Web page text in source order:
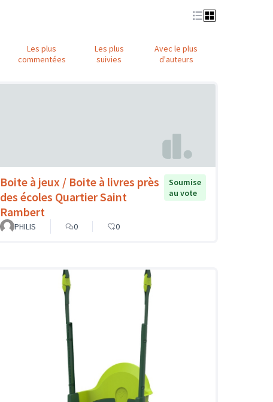
Les plus
commentées
Les plus
suivies
Avec le plus
d'auteurs
Boite à jeux / Boite à livres près
des écoles Quartier Saint
Rambert
Soumise
au vote
PHILIS 0 0